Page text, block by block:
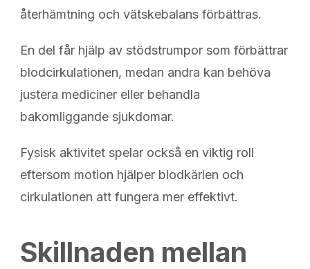
återhämtning och vätskebalans förbättras.
En del får hjälp av stödstrumpor som förbättrar
blodcirkulationen, medan andra kan behöva
justera mediciner eller behandla
bakomliggande sjukdomar.
Fysisk aktivitet spelar också en viktig roll
eftersom motion hjälper blodkärlen och
cirkulationen att fungera mer effektivt.
Skillnaden mellan